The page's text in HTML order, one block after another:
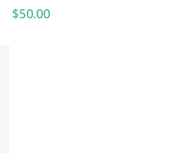
$50.00